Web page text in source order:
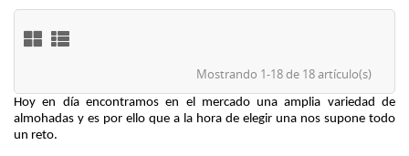
Mostrando 1-18 de 18 artículo(s)
Hoy en día encontramos en el mercado una amplia variedad de
almohadas y es por ello que a la hora de elegir una nos supone todo
un reto.